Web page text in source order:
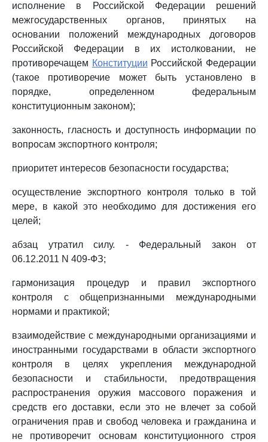
исполнение в Российской Федерации решений
межгосударственных органов, принятых на
основании положений международных договоров
Российской Федерации в их истолковании, не
противоречащем Конституции Российской Федерации
(такое противоречие может быть установлено в
порядке, определенном федеральным
конституционным законом);
законность, гласность и доступность информации по
вопросам экспортного контроля;
приоритет интересов безопасности государства;
осуществление экспортного контроля только в той
мере, в какой это необходимо для достижения его
целей;
абзац утратил силу. - Федеральный закон от
06.12.2011 N 409-ФЗ;
гармонизация процедур и правил экспортного
контроля с общепризнанными международными
нормами и практикой;
взаимодействие с международными организациями и
иностранными государствами в области экспортного
контроля в целях укрепления международной
безопасности и стабильности, предотвращения
распространения оружия массового поражения и
средств его доставки, если это не влечет за собой
ограничения прав и свобод человека и гражданина и
не противоречит основам конституционного строя